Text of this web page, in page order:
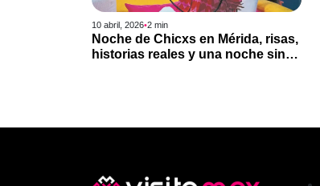
10 abril, 2026•2 min
Noche de Chicxs en Mérida, risas,
historias reales y una noche sin